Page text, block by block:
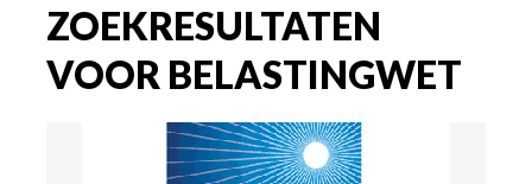
ZOEKRESULTATEN
VOOR BELASTINGWET